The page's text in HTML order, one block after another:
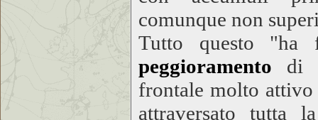
comunque non
Tutto questo
peggioramento di
frontale molto attivo
attraversato tutta